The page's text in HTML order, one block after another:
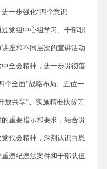
进一步强化“四个意识
党组中心组学习、干部职
座和不同层次的宣讲活动
全会精神，进一步贯彻落
个全面”战略布局、五位一
放共享”、实施精准扶贫等
重要指示和要求，结合贯
代会精神，深刻认识白恩
违纪违法案件和干部队伍